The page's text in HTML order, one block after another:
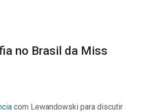
no Brasil da Miss
com Lewandowski para discutir